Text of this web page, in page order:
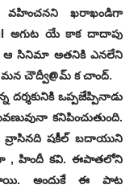
వహించనని ఖరాఖండిగా
అగుట యే కాక దాదాపు
ఆ సినిమా అతనికి ఎనలేని
మన చౌద్వీ@మ్ క చాంద్.
ఒప్పజేప్పినాడు
కనిపించుతుంది.
వ్రాసినది షకీల్ బదాయుని
, హిందీ కవి. ఈపాతలోని
అందుకే ఈ పాట